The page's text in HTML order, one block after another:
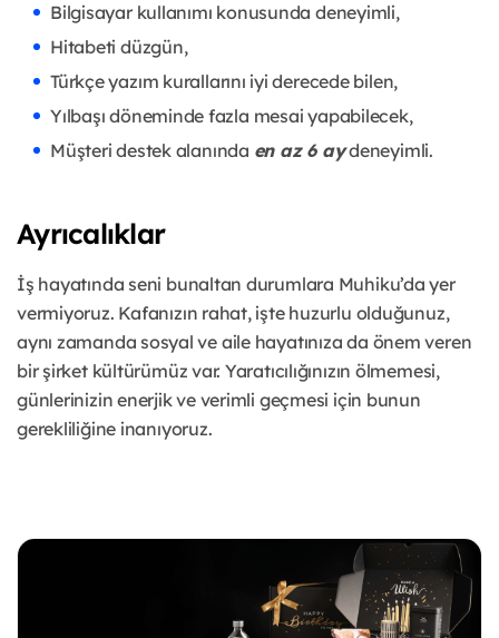
Bilgisayar kullanımı konusunda deneyimli,
Hitabeti düzgün,
Türkçe yazım kurallarını iyi derecede bilen,
Yılbaşı döneminde fazla mesai yapabilecek,
Müşteri destek alanında en az 6 aydeneyimli.
Ayrıcalıklar
İş hayatında seni bunaltan durumlara Muhiku’da yer
vermiyoruz. Kafanızın rahat, işte huzurlu olduğunuz,
aynı zamanda sosyal ve aile hayatınıza da önem veren
bir şirket kültürümüz var. Yaratıcılığınızın ölmemesi,
günlerinizin enerjik ve verimli geçmesi için bunun
gerekliliğine inanıyoruz.